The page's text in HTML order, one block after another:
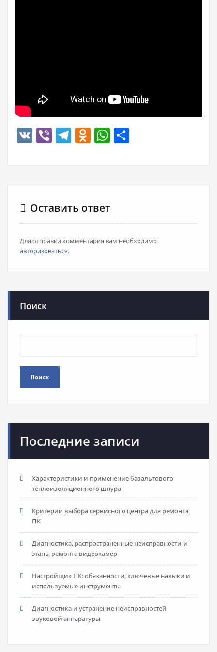
VK ViberTelegram
Odnoklassniki
WhatsApp
Оставить ответ
Для отправки комментария вам необходимо
авторизоваться.
Поиск
Поиск
Последние записи
Характеристики и применение базальтового
теплоизоляционного шнура
Критерии выбора сервисного центра для ремонта
ПК
Диагностика, распространенные неисправности и
этапы ремонта видеокамер
Настройщик ПК: обязанности, ключевые навыки и
используемые инструменты
Диагностика и устранение неисправностей
звуковой аппаратуры